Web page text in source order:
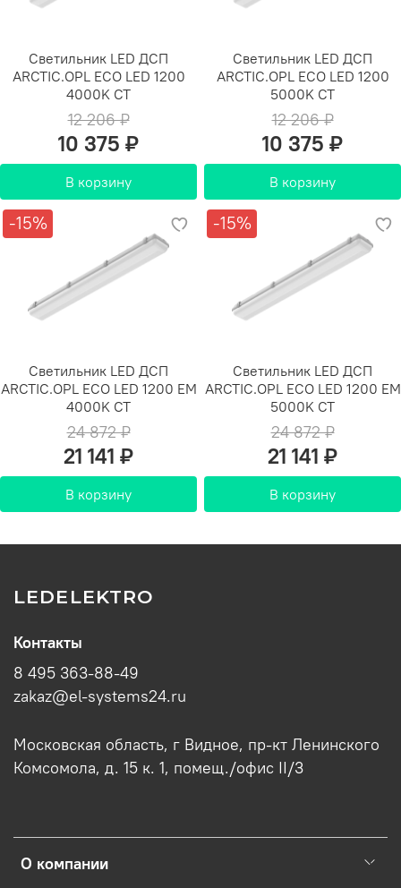
Светильник LED ДСП
ARCTIC.OPL ECO LED 1200
4000K СТ
12 206 ₽
10 375 ₽
В корзину
Светильник LED ДСП
ARCTIC.OPL ECO LED 1200
5000K СТ
12 206 ₽
10 375 ₽
В корзину
-15%
Светильник LED ДСП
ARCTIC.OPL ECO LED 1200 EM
4000K СТ
24 872 ₽
21 141 ₽
В корзину
-15%
Светильник LED ДСП
ARCTIC.OPL ECO LED 1200 EM
5000K СТ
24 872 ₽
21 141 ₽
В корзину
LEDELEKTRO
О компании
Контакты
8 495 363-88-49
zakaz@el-systems24.ru
Московская область, г Видное, пр-кт Ленинского
Комсомола, д. 15 к. 1, помещ./офис II/3